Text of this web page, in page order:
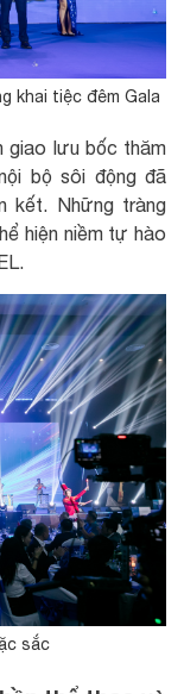
khai tiệc đêm Gala
giao lưu bốc thăm
bộ sôi động đã
kết. Những tràng
hiện niềm tự hào
sắc